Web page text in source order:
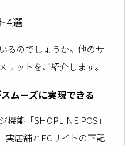
4選
るのでしょうか。他のサ
ットをご紹介します。
ムーズに実現できる
能「SHOPLINE POS」
実店舗とECサイトの下記